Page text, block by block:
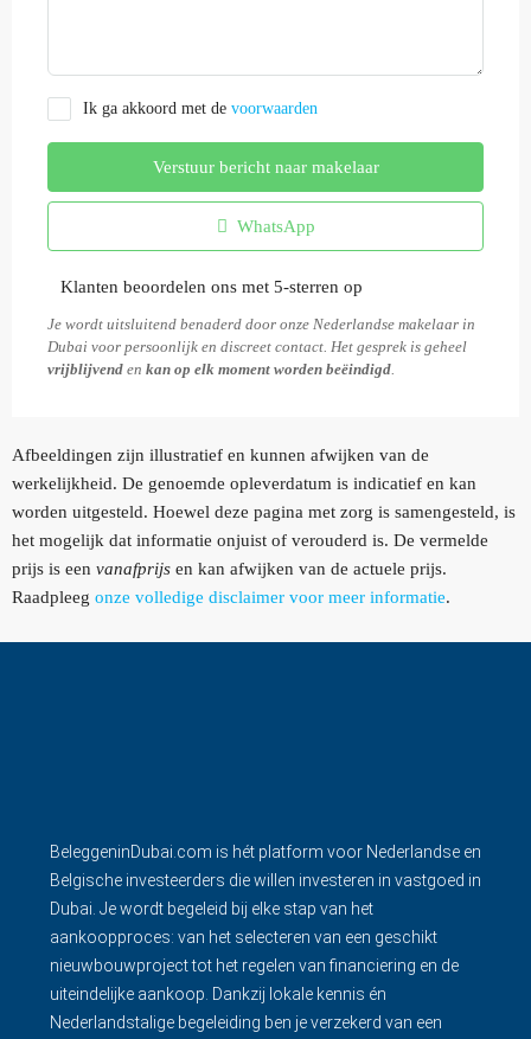
Ik ga akkoord met de voorwaarden
Verstuur bericht naar makelaar
WhatsApp
Klanten beoordelen ons met 5-sterren op
Je wordt uitsluitend benaderd door onze Nederlandse makelaar in
Dubai voor persoonlijk en discreet contact. Het gesprek is geheel
vrijblijvend en kan op elk moment worden beëindigd
Afbeeldingen zijn illustratief en kunnen afwijken van de
werkelijkheid. De genoemde opleverdatum is indicatief en kan
worden uitgesteld. Hoewel deze pagina met zorg is samengesteld, is
het mogelijk dat informatie onjuist of verouderd is. De vermelde
prijs is een vanafprijs en kan afwijken van de actuele prijs.
Raadpleeg onze volledige disclaimer voor meer informatie.
BeleggeninDubai.com is hét platform voor Nederlandse en
Belgische investeerders die willen investeren in vastgoed in
Dubai. Je wordt begeleid bij elke stap van het
aankoopproces: van het selecteren van een geschikt
nieuwbouwproject tot het regelen van financiering en de
uiteindelijke aankoop. Dankzij lokale kennis én
Nederlandstalige begeleiding ben je verzekerd van een